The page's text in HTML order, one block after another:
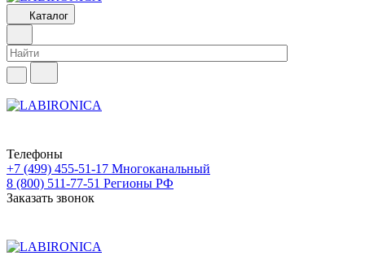
Каталог
Телефоны
+7 (499) 455-51-17 Многоканальный
8 (800) 511-77-51 Регионы РФ
Заказать звонок